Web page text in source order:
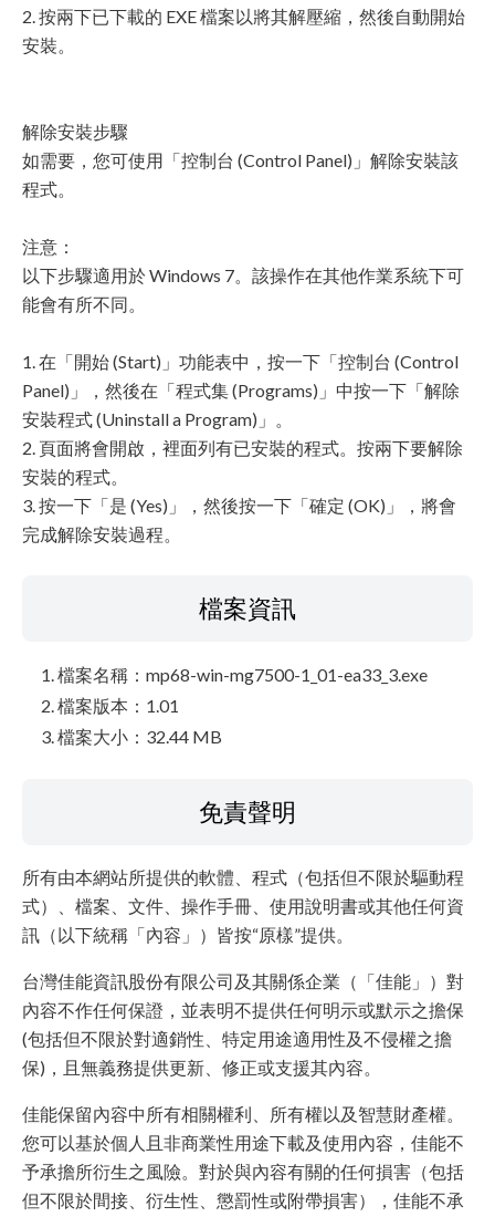
2. 按兩下已下載的 EXE 檔案以將其解壓縮，然後自動開始
安裝。
解除安裝步驟
如需要，您可使用「控制台 (Control Panel)」解除安裝該
程式。
注意：
以下步驟適用於 Windows 7。該操作在其他作業系統下可
能會有所不同。
1. 在「開始 (Start)」功能表中，按一下「控制台 (Control
Panel)」，然後在「程式集 (Programs)」中按一下「解除
安裝程式 (Uninstall a Program)」。
2. 頁面將會開啟，裡面列有已安裝的程式。按兩下要解除
安裝的程式。
3. 按一下「是 (Yes)」，然後按一下「確定 (OK)」，將會
完成解除安裝過程。
檔案資訊
檔案名稱：mp68-win-mg7500-1_01-ea33_3.exe
檔案版本：1.01
檔案大小：32.44 MB
免責聲明
所有由本網站所提供的軟體、程式（包括但不限於驅動程
式）、檔案、文件、操作手冊、使用說明書或其他任何資
訊（以下統稱「內容」）皆按“原樣”提供。
台灣佳能資訊股份有限公司及其關係企業（「佳能」）對
內容不作任何保證，並表明不提供任何明示或默示之擔保
(包括但不限於對適銷性、特定用途適用性及不侵權之擔
保)，且無義務提供更新、修正或支援其內容。
佳能保留內容中所有相關權利、所有權以及智慧財產權。
您可以基於個人且非商業性用途下載及使用內容，佳能不
予承擔所衍生之風險。對於與內容有關的任何損害（包括
但不限於間接、衍生性、懲罰性或附帶損害），佳能不承